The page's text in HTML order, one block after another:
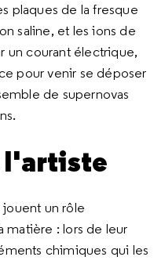
plaques de la fresque
saline, et les ions de
un courant électrique,
pour venir se déposer
de supernovas
l'artiste
jouent un rôle
matière : lors de leur
chimiques qui les